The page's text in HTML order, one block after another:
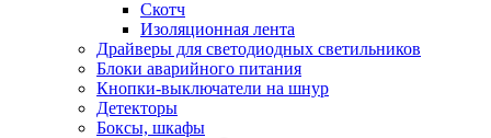
Скотч
Изоляционная лента
Драйверы для светодиодных светильников
Блоки аварийного питания
Кнопки-выключатели на шнур
Детекторы
Боксы, шкафы